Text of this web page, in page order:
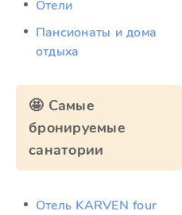
Отели
Пансионаты и дома
отдыха
🤩 Самые
бронируемые
санатории
Отель KARVEN four